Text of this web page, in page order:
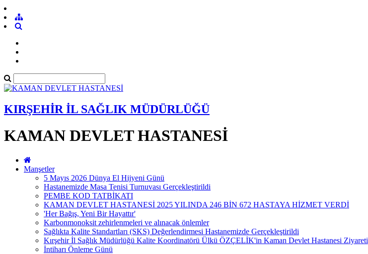
KIRŞEHİR İL SAĞLIK MÜDÜRLÜĞÜ
KAMAN DEVLET HASTANESİ
Manşetler
5 Mayıs 2026 Dünya El Hijyeni Günü
Hastanemizde Masa Tenisi Turnuvası Gerçekleştirildi
PEMBE KOD TATBİKATI
KAMAN DEVLET HASTANESİ 2025 YILINDA 246 BİN 672 HASTAYA HİZMET VERDİ
'Her Bağış, Yeni Bir Hayattır'
Karbonmonoksit zehirlenmeleri ve alınacak önlemler
Sağlıkta Kalite Standartları (SKS) Değerlendirmesi Hastanemizde Gerçekleştirildi
Kırşehir İl Sağlık Müdürlüğü Kalite Koordinatörü Ülkü ÖZÇELİK'in Kaman Devlet Hastanesi Ziyareti
İntiharı Önleme Günü